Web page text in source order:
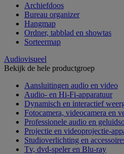
Archiefdoos
Bureau organizer
Hangmap
Ordner, tabblad en showtas
Sorteermap
Audiovisueel
Bekijk de hele productgroep
Aansluitingen audio en video
Audio- en Hi-Fi-apparatuur
Dynamisch en interactief
Fotocamera, videocamera en
Professionele audio en
Projectie en videoprojectie-
Studioverlichting en
Tv, dvd-speler en Blu-ray